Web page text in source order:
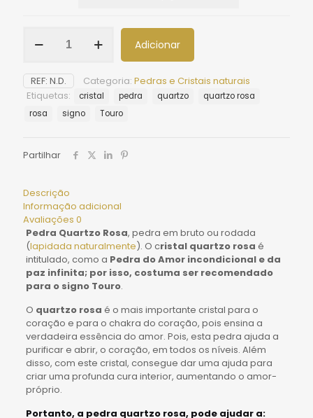
Adicionar
REF: N.D. Categoria: Pedras e Cristais naturais
Etiquetas:
cristal pedra quartzo
quartzo rosa
rosa
signo Touro
Partilhar
Descrição
Informação adicional
Avaliações 0
Pedra Quartzo Rosa, pedra em bruto ou rodada
(lapidada naturalmente). O cristal quartzo rosa é
intitulado, como a Pedra do Amor incondicional e da
paz infinita; por isso, costuma ser recomendado
para o signo Touro.
O quartzo rosa é o mais importante cristal para o
coração e para o chakra do coração, pois ensina a
verdadeira essência do amor. Pois, esta pedra ajuda a
purificar e abrir, o coração, em todos os níveis. Além
disso, com este cristal, consegue dar uma ajuda para
criar uma profunda cura interior, aumentando o amor-
próprio.
Portanto, a pedra quartzo rosa, pode ajudar a: